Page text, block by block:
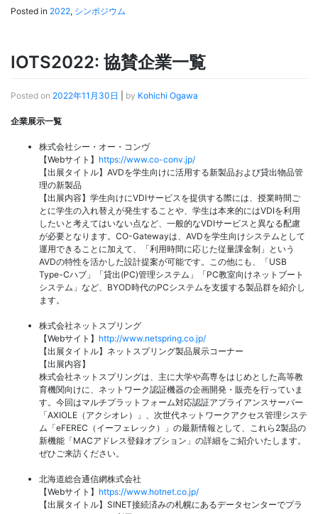
Posted in 2022, シンポジウム
IOTS2022: 協賛企業一覧
Posted on 2022年11月30日 by Kohichi Ogawa
企業展示一覧
株式会社シー・オー・コンヴ
【Webサイト】 https://www.co-conv.jp/
【出展タイトル】AVDを学生向けに活用する新製品および貸出物品管
理の新製品
【出展内容】学生向けにVDIサービスを提供する際には、授業時間ご
とに学生の入れ替えが発生することや、学生は本来的にはVDIを利用
したいと考えてはいない点など、一般的なVDIサービスと異なる配慮
が必要となります。CO-Gatewayは、AVDを学生向けシステムとして
運用できることに加えて、「利用時間に応じた従量課金制」という
AVDの特性を活かした設計提案が可能です。この他にも、「USB
Type-Cハブ」「貸出(PC)管理システム」「PC教室向けネットブート
システム」など、BYOD時代のPCシステムを支援する製品群を紹介し
ます。
株式会社ネットスプリング
【Webサイト】 http://www.netspring.co.jp/
【出展タイトル】ネットスプリング製品展示コーナー
【出展内容】
株式会社ネットスプリングは、主に大学や高専をはじめとした高等教
育機関向けに、ネットワーク認証機器の企画開発・販売を行っていま
す。今回はマルチプラットフォーム対応認証アプライアンスサーバー
「AXIOLE（アクシオレ）」、次世代ネットワークアクセス管理システ
ム「eFEREC（イーフェレック）」の最新情報として、これら2製品の
新機能「MACアドレス登録オプション」の詳細をご紹介いたします。
ぜひご来訪ください。
北海道総合通信網株式会社
【Webサイト】 https://www.hotnet.co.jp/
【出展タイトル】SINET接続済みの札幌にあるデータセンターでプラ